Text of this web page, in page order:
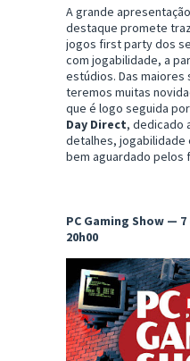
A grande
destaque promete
jogos first party dos
com jogabilidade, a
estúdios. Das
teremos muitas
que é logo seguida
Day Direct, dedicado
detalhes, jogabilidade
bem aguardado pelos
PC Gaming Show —
20h00